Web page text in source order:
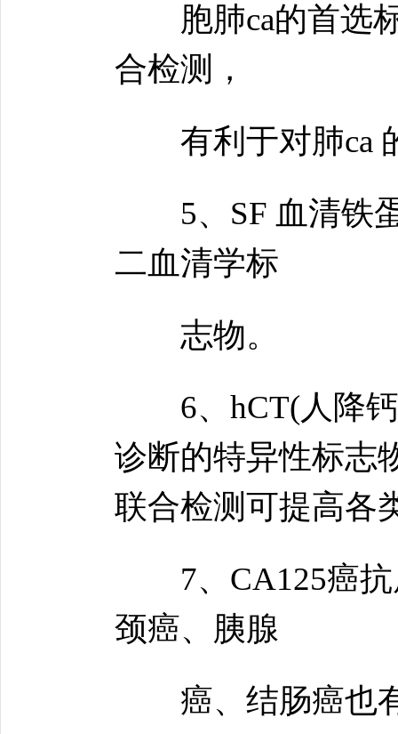
胞肺ca的首选标
合检测，
有利于对肺ca
5、SF 血清铁蛋
二血清学标
志物。
6、hCT(人降钙
诊断的特异性标志
联合检测可提高各
7、CA125癌抗
颈癌、胰腺
癌、结肠癌也